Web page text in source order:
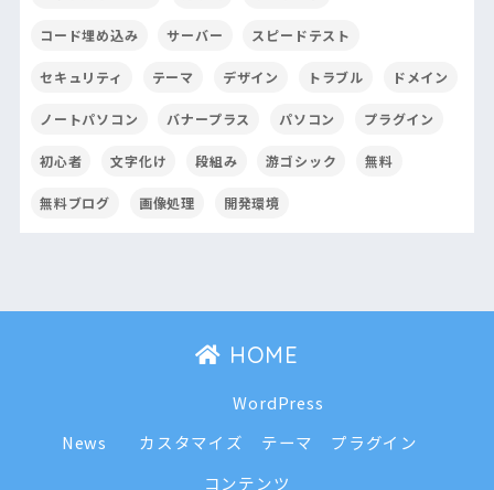
コード埋め込み サーバー スピードテスト
セキュリティ テーマ デザイン トラブル ドメイン
ノートパソコン バナープラス パソコン プラグイン
初心者 文字化け 段組み 游ゴシック 無料
無料ブログ 画像処理 開発環境
HOME
News
WordPress
カスタマイズ
テーマ
プラグイン
コンテンツ